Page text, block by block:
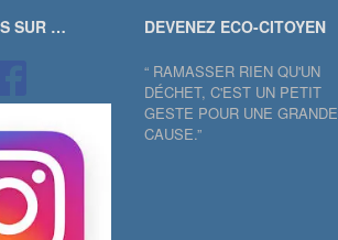
SUR … DEVENEZ ECO-CITOYEN
“ RAMASSER RIEN QU'UN
DÉCHET, C'EST UN PETIT
GESTE POUR UNE GRANDE
CAUSE.”